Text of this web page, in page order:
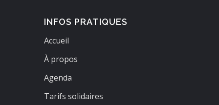
INFOS PRATIQUES
Accueil
À propos
Agenda
Tarifs solidaires